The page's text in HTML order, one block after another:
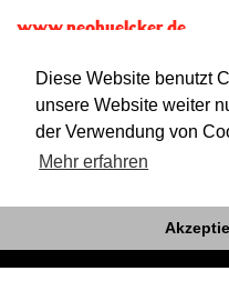
Diese Website benutzt
unsere Website weiter
der Verwendung von
Mehr erfahren
www.neohuelcker.de
Mitgewirkt bei:Karl und